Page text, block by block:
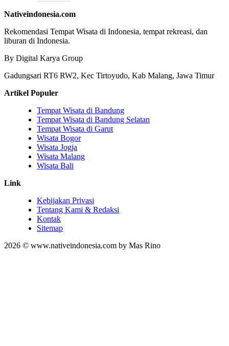
Nativeindonesia.com
Rekomendasi Tempat Wisata di Indonesia, tempat rekreasi, dan
liburan di Indonesia.
By Digital Karya Group
Gadungsari RT6 RW2, Kec Tirtoyudo, Kab Malang, Jawa Timur
Artikel Populer
Tempat Wisata di Bandung
Tempat Wisata di Bandung Selatan
Tempat Wisata di Garut
Wisata Bogor
Wisata Jogja
Wisata Malang
Wisata Bali
Link
Kebijakan Privasi
Tentang Kami & Redaksi
Kontak
Sitemap
2026 © www.nativeindonesia.com by Mas Rino